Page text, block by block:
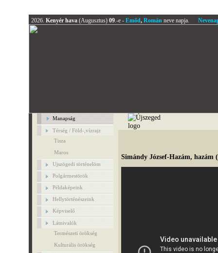
2026. Kenyér hava (Augusztus) 09.-e - Emőd, Románneve napja.
Manapság
Térség / Föld-,vízrajz
Tisza
Maros
Ujszögedi történelöm
Polgármestörök
Példaképeink
Hellytörténészeink
Képviselő
Látnivalók
Természeti örökség
Kulturális örökség
Simándy József-Hazám, hazám